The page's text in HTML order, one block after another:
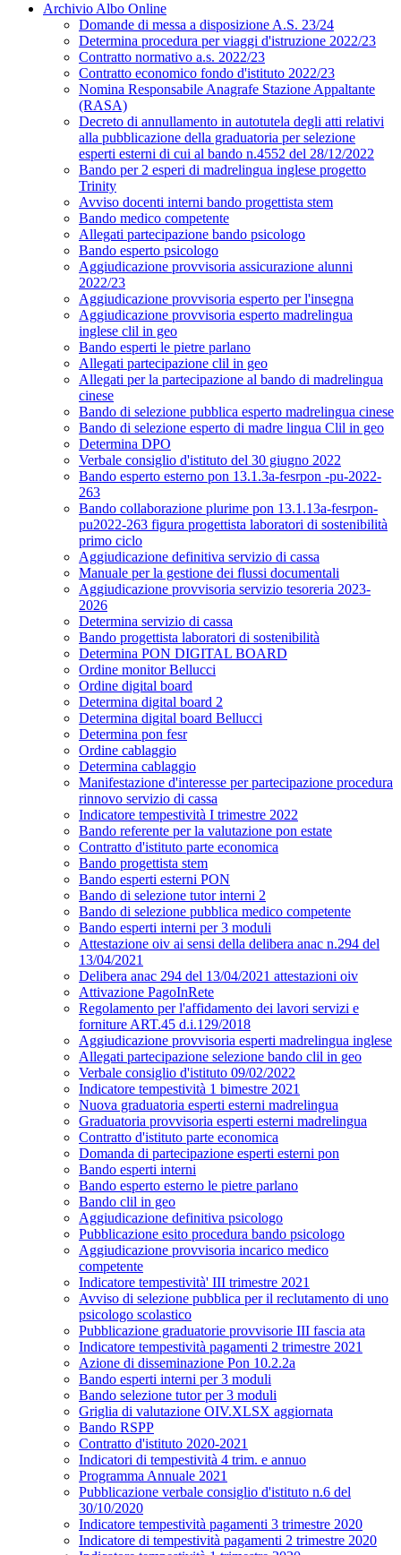
Archivio Albo Online
Domande di messa a disposizione A.S. 23/24
Determina procedura per viaggi d'istruzione 2022/23
Contratto normativo a.s. 2022/23
Contratto economico fondo d'istituto 2022/23
Nomina Responsabile Anagrafe Stazione Appaltante
(RASA)
Decreto di annullamento in autotutela degli atti relativi
alla pubblicazione della graduatoria per selezione
esperti esterni di cui al bando n.4552 del 28/12/2022
Bando per 2 esperi di madrelingua inglese progetto
Trinity
Avviso docenti interni bando progettista stem
Bando medico competente
Allegati partecipazione bando psicologo
Bando esperto psicologo
Aggiudicazione provvisoria assicurazione alunni
2022/23
Aggiudicazione provvisoria esperto per l'insegna
Aggiudicazione provvisoria esperto madrelingua
inglese clil in geo
Bando esperti le pietre parlano
Allegati partecipazione clil in geo
Allegati per la partecipazione al bando di madrelingua
cinese
Bando di selezione pubblica esperto madrelingua cinese
Bando di selezione esperto di madre lingua Clil in geo
Determina DPO
Verbale consiglio d'istituto del 30 giugno 2022
Bando esperto esterno pon 13.1.3a-fesrpon -pu-2022-
263
Bando collaborazione plurime pon 13.1.13a-fesrpon-
pu2022-263 figura progettista laboratori di sostenibilità
primo ciclo
Aggiudicazione definitiva servizio di cassa
Manuale per la gestione dei flussi documentali
Aggiudicazione provvisoria servizio tesoreria 2023-
2026
Determina servizio di cassa
Bando progettista laboratori di sostenibilità
Determina PON DIGITAL BOARD
Ordine monitor Bellucci
Ordine digital board
Determina digital board 2
Determina digital board Bellucci
Determina pon fesr
Ordine cablaggio
Determina cablaggio
Manifestazione d'interesse per partecipazione procedura
rinnovo servizio di cassa
Indicatore tempestività I trimestre 2022
Bando referente per la valutazione pon estate
Contratto d'istituto parte economica
Bando progettista stem
Bando esperti esterni PON
Bando di selezione tutor interni 2
Bando di selezione pubblica medico competente
Bando esperti interni per 3 moduli
Attestazione oiv ai sensi della delibera anac n.294 del
13/04/2021
Delibera anac 294 del 13/04/2021 attestazioni oiv
Attivazione PagoInRete
Regolamento per l'affidamento dei lavori servizi e
forniture ART.45 d.i.129/2018
Aggiudicazione provvisoria esperti madrelingua inglese
Allegati partecipazione selezione bando clil in geo
Verbale consiglio d'istituto 09/02/2022
Indicatore tempestività 1 bimestre 2021
Nuova graduatoria esperti esterni madrelingua
Graduatoria provvisoria esperti esterni madrelingua
Contratto d'istituto parte economica
Domanda di partecipazione esperti esterni pon
Bando esperti interni
Bando esperto esterno le pietre parlano
Bando clil in geo
Aggiudicazione definitiva psicologo
Pubblicazione esito procedura bando psicologo
Aggiudicazione provvisoria incarico medico
competente
Indicatore tempestività' III trimestre 2021
Avviso di selezione pubblica per il reclutamento di uno
psicologo scolastico
Pubblicazione graduatorie provvisorie III fascia ata
Indicatore tempestività pagamenti 2 trimestre 2021
Azione di disseminazione Pon 10.2.2a
Bando esperti interni per 3 moduli
Bando selezione tutor per 3 moduli
Griglia di valutazione OIV.XLSX aggiornata
Bando RSPP
Contratto d'istituto 2020-2021
Indicatori di tempestività 4 trim. e annuo
Programma Annuale 2021
Pubblicazione verbale consiglio d'istituto n.6 del
30/10/2020
Indicatore tempestività pagamenti 3 trimestre 2020
Indicatore di tempestività pagamenti 2 trimestre 2020